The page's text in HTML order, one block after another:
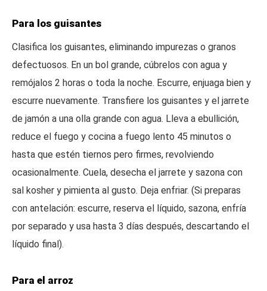
Para los guisantes
Clasifica los guisantes, eliminando impurezas o granos
defectuosos. En un bol grande, cúbrelos con agua y
remójalos 2 horas o toda la noche. Escurre, enjuaga bien y
escurre nuevamente. Transfiere los guisantes y el jarrete
de jamón a una olla grande con agua. Lleva a ebullición,
reduce el fuego y cocina a fuego lento 45 minutos o
hasta que estén tiernos pero firmes, revolviendo
ocasionalmente. Cuela, desecha el jarrete y sazona con
sal kosher y pimienta al gusto. Deja enfriar. (Si preparas
con antelación: escurre, reserva el líquido, sazona, enfría
por separado y usa hasta 3 días después, descartando el
líquido final).
Para el arroz